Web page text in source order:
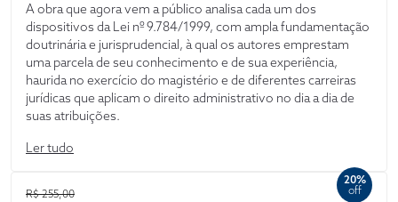
A obra que agora vem a público analisa cada um dos
dispositivos da Lei nº 9.784/1999, com ampla fundamentação
doutrinária e jurisprudencial, à qual os autores emprestam
uma parcela de seu conhecimento e de sua experiência,
haurida no exercício do magistério e de diferentes carreiras
jurídicas que aplicam o direito administrativo no dia a dia de
suas atribuições.
Ler tudo
R$ 255,00
20%
off